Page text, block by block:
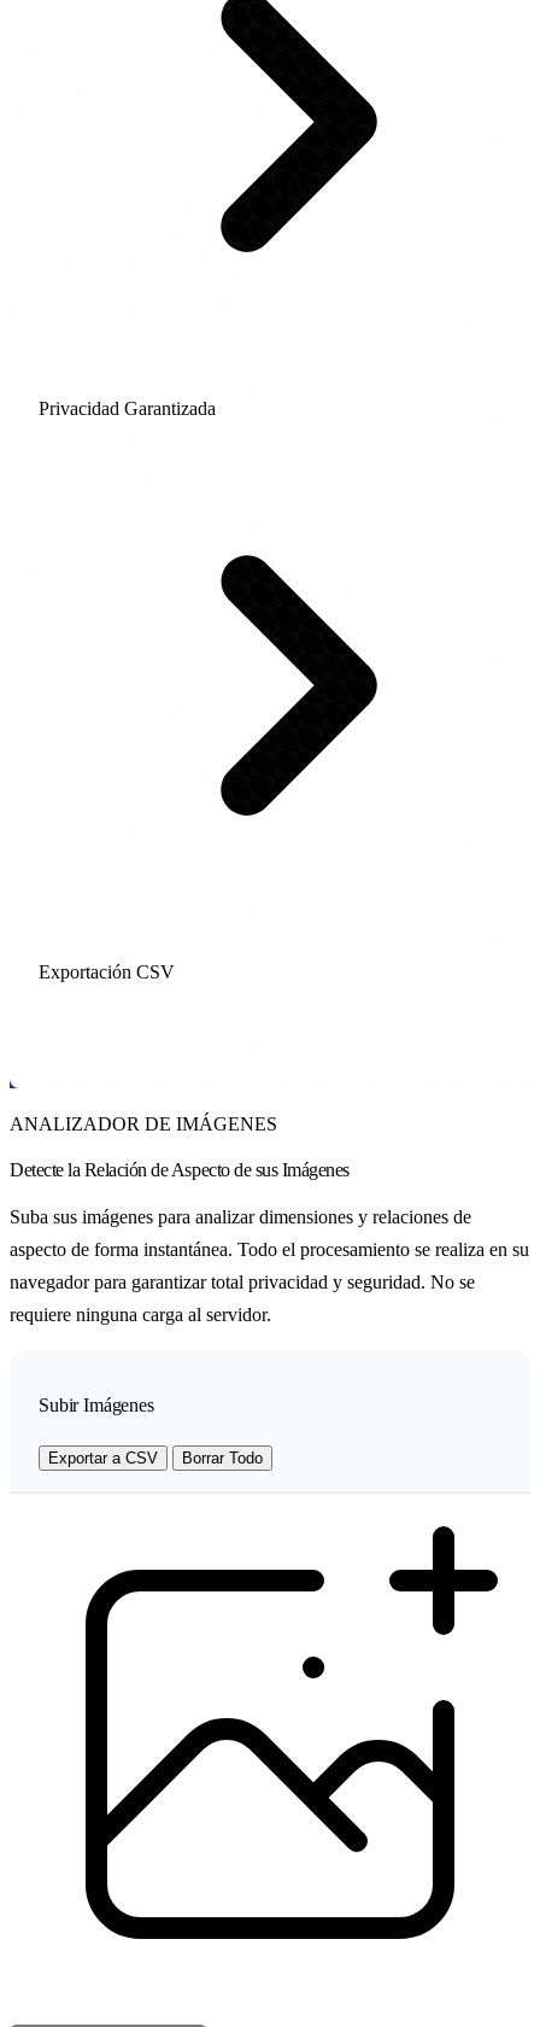
Privacidad Garantizada
Exportación CSV
ANALIZADOR DE IMÁGENES
Detecte la Relación de Aspecto de sus Imágenes
Suba sus imágenes para analizar dimensiones y relaciones de
aspecto de forma instantánea. Todo el procesamiento se realiza en su
navegador para garantizar total privacidad y seguridad. No se
requiere ninguna carga al servidor.
Subir Imágenes
Exportar a CSV Borrar Todo